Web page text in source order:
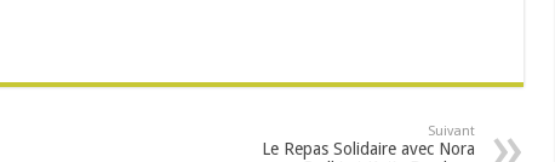
Suivant
Le Repas Solidaire avec Nora